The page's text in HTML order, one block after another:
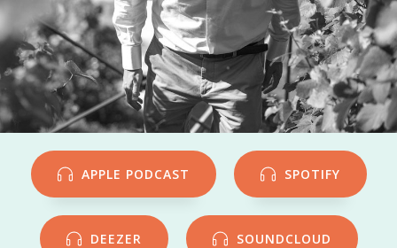
APPLE PODCAST SPOTIFY
DEEZER SOUNDCLOUD